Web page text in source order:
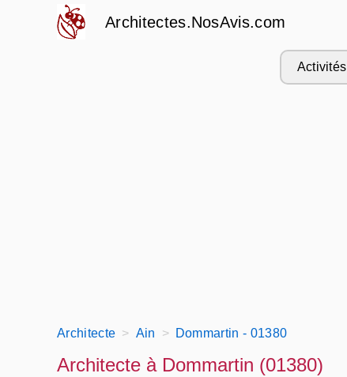
Architectes.NosAvis.com
Activités
Architecte Ain Dommartin - 01380
Architecte à Dommartin (01380)